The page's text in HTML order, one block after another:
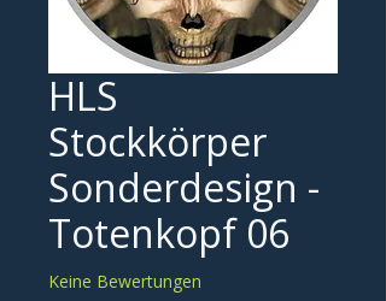
HLS
Stockkörper
Sonderdesign -
Totenkopf 06
Keine Bewertungen